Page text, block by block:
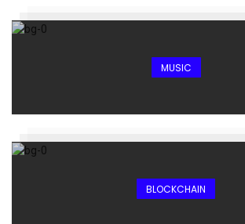
MUSIC
BLOCKCHAIN